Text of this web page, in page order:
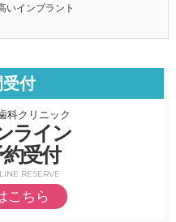
いインプラント
付
科クリニック
ライン
受付
RESERVE
こちら